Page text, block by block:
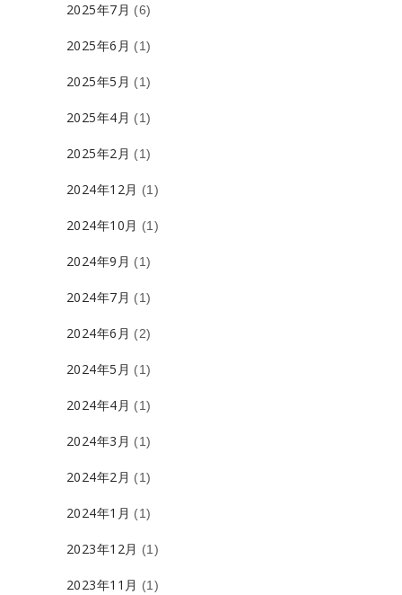
2025年7月 (6)
2025年6月 (1)
2025年5月 (1)
2025年4月 (1)
2025年2月 (1)
2024年12月 (1)
2024年10月 (1)
2024年9月 (1)
2024年7月 (1)
2024年6月 (2)
2024年5月 (1)
2024年4月 (1)
2024年3月 (1)
2024年2月 (1)
2024年1月 (1)
2023年12月 (1)
2023年11月 (1)